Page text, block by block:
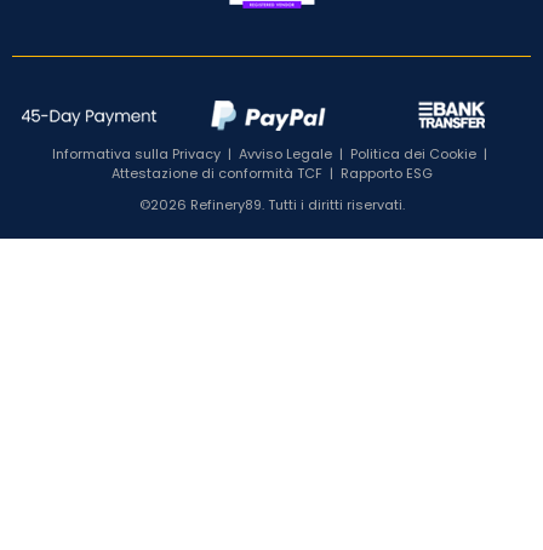
Informativa sulla Privacy | Avviso Legale | Politica dei Cookie |
Attestazione di conformità TCF| Rapporto ESG
©2026 Refinery89. Tutti i diritti riservati.